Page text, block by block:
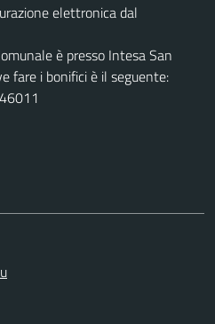
elettronica dal
è presso Intesa San
fare i bonifici è il seguente: